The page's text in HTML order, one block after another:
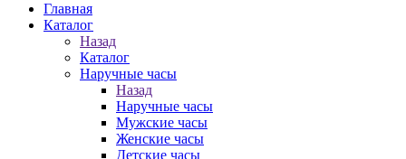
Главная
Каталог
Назад
Каталог
Наручные часы
Назад
Наручные часы
Мужские часы
Женские часы
Детские часы